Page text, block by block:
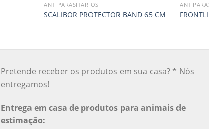
ANTIPARASITÁRIOS
SCALIBOR PROTECTOR BAND 65 CM
Pretende receber os produtos em sua casa? * Nós
entregamos!
Entrega em casa de produtos para animais de
estimação: